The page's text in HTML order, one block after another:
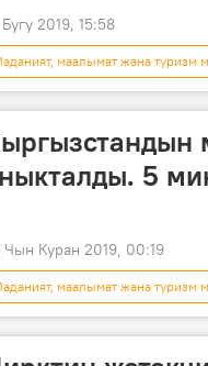
2019, 15:58
маалымат жана туризм
5
Чын Куран 2019, 00:19
маалымат жана туризм
туризм